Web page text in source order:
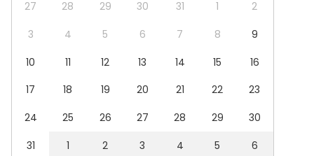
Pikkujoulut
Tilatyypit
Kokoushuone
Kabinetti
Mökki
Aktiviteetit
27 28 29 30 31 1
2
3
4 5 6 7 8
9
10
11 12 13 14 15
16
17
18 19 20 21 22
23
24
25 26 27 28 29
30
31
1 2 3 4 5 6